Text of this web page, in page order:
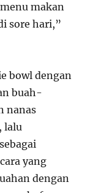
makan
sore hari,”
bowl dengan
buah-
nanas
lalu
yang
dengan